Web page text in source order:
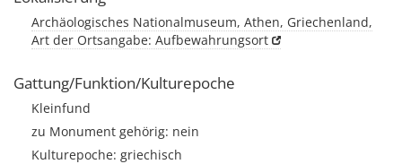
Archäologisches Nationalmuseum, Athen, Griechenland,
Art der Ortsangabe: Aufbewahrungsort
Gattung/Funktion/Kulturepoche
Kleinfund
zu Monument gehörig: nein
Kulturepoche: griechisch